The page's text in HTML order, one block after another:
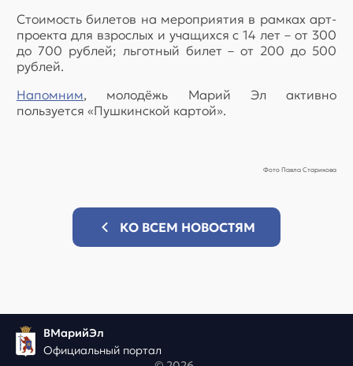
Стоимость билетов на мероприятия в рамках арт-
проекта для взрослых и учащихся с 14 лет – от 300
до 700 рублей; льготный билет – от 200 до 500
рублей.
Напомним, молодёжь Марий Эл активно
пользуется «Пушкинской картой».
Фото Павла Старикова
КО ВСЕМ НОВОСТЯМ
ВМарийЭл
Официальный портал